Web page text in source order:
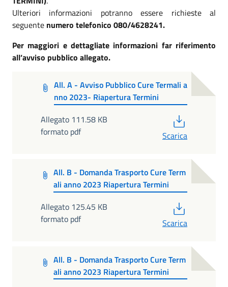
Ulteriori informazioni potranno essere richieste al
seguente numero telefonico 080/4628241.
Per maggiori e dettagliate informazioni far riferimento
all’avviso pubblico allegato.
All. A - Avviso Pubblico Cure Termali a
nno 2023- Riapertura Termini
Allegato 111.58 KB
formato pdf
Scarica
All. B - Domanda Trasporto Cure Term
ali anno 2023 Riapertura Termini
Allegato 125.45 KB
formato pdf
Scarica
All. B - Domanda Trasporto Cure Term
ali anno 2023 Riapertura Termini